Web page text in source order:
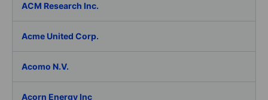
ACM Research Inc.
Acme United Corp.
Acomo N.V.
Acorn Energy Inc